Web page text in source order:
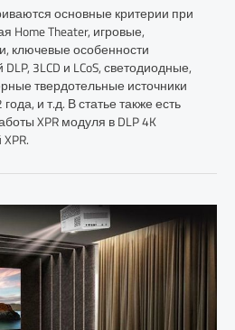
основные критерии при
Home Theater, игровые,
ключевые особенности
3LCD и LCoS, светодиодные,
твердотельные источники
и т.д. В статье также есть
XPR модуля в DLP 4K